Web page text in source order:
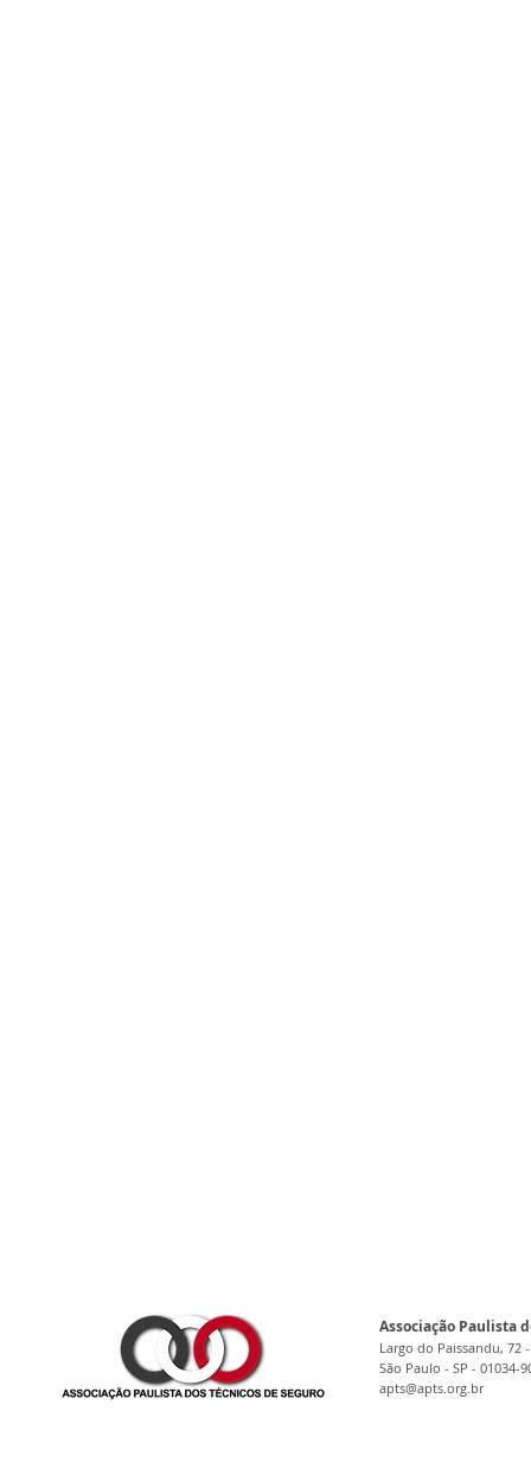
Associação Paulista
Largo do Paissandu, 72
São Paulo - SP - 01034-
apts@apts.org.br